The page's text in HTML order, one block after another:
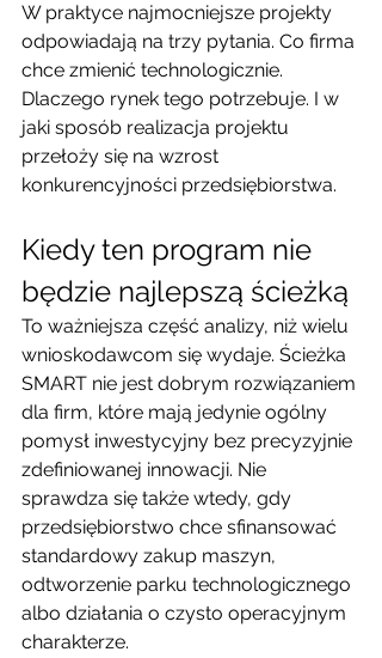
W praktyce najmocniejsze projekty
odpowiadają na trzy pytania. Co firma
chce zmienić technologicznie.
Dlaczego rynek tego potrzebuje. I w
jaki sposób realizacja projektu
przełoży się na wzrost
konkurencyjności przedsiębiorstwa.
Kiedy ten program nie
będzie najlepszą ścieżką
To ważniejsza część analizy, niż wielu
wnioskodawcom się wydaje. Ścieżka
SMART nie jest dobrym rozwiązaniem
dla firm, które mają jedynie ogólny
pomysł inwestycyjny bez precyzyjnie
zdefiniowanej innowacji. Nie
sprawdza się także wtedy, gdy
przedsiębiorstwo chce sfinansować
standardowy zakup maszyn,
odtworzenie parku technologicznego
albo działania o czysto operacyjnym
charakterze.